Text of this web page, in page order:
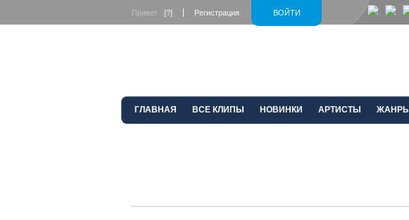
ВОЙТИ
Привет [?] Регистрация
ГЛАВНАЯ ВСЕ КЛИПЫ НОВИНКИ АРТИСТЫ ЖАНРЫ